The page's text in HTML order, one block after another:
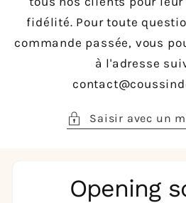
fidélité. Pour toute
commande passée, vous
à l'adresse
Saisir avec un
Opening